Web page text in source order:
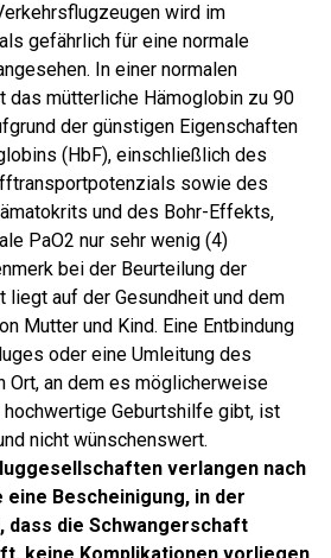
wird im
gefährlich für eine normale
In einer normalen
das mütterliche Hämoglobin zu 90
der günstigen Eigenschaften
(HbF), einschließlich des
sowie des
und des Bohr-Effekts,
PaO2 nur sehr wenig (4)
bei der Beurteilung der
liegt auf der Gesundheit und dem
Mutter und Kind. Eine Entbindung
oder eine Umleitung des
Ort, an dem es möglicherweise
Geburtshilfe gibt, ist
nicht wünschenswert.
verlangen nach
eine Bescheinigung, in der
dass die Schwangerschaft